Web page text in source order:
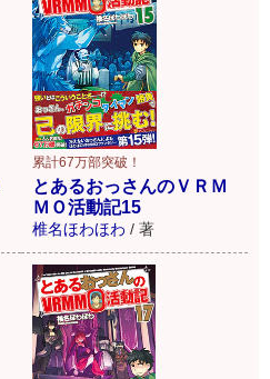
累計67万部突破！
とあるおっさんのＶＲＭ
ＭＯ活動記15
椎名ほわほわ / 著